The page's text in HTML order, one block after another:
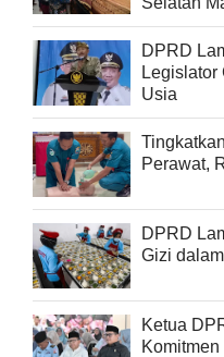
DPRD
Legislator
Usia
Perawat,
DPRD
Gizi
Ketua